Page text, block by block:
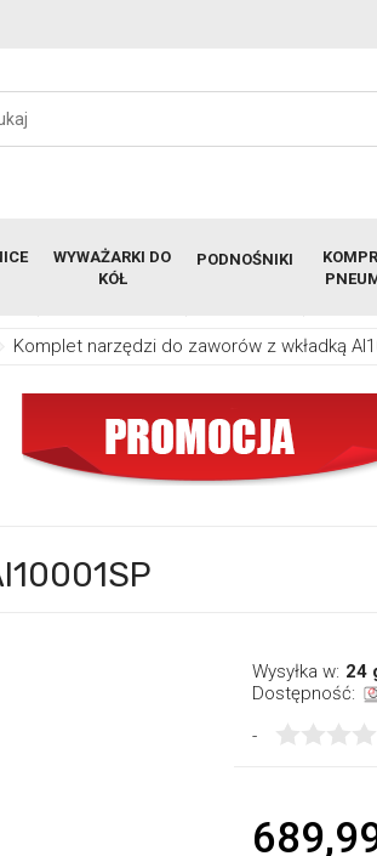
WYWAŻARKI DO
KÓŁ
PODNOŚNIKI
Komplet narzędzi do zaworów z wkładką
Wysyłka w: 24
Dostępność:
-